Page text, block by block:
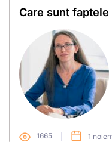
Care sunt
1665 1